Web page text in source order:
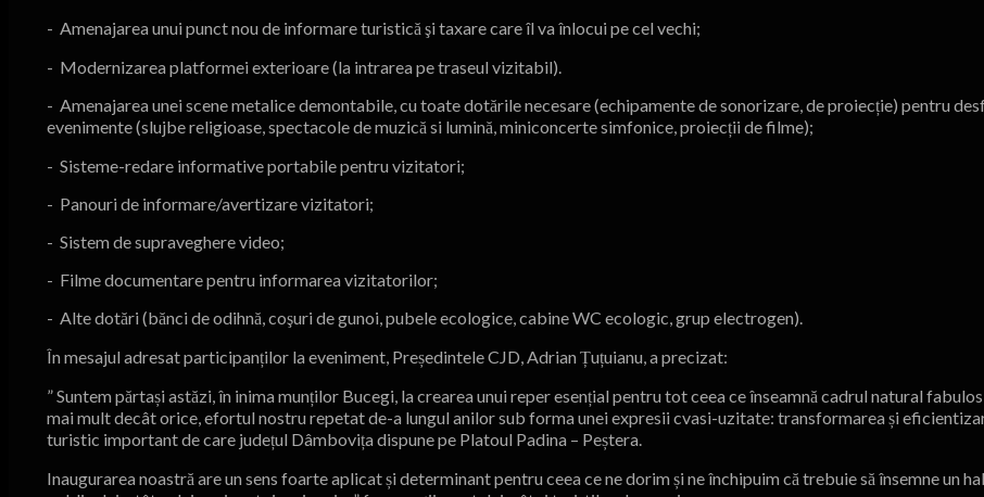
- Amenajarea unui punct nou de informare turistică şi taxare care îl va înlocui pe cel vechi;
- Modernizarea platformei exterioare (la intrarea pe traseul vizitabil).
- Amenajarea unei scene metalice demontabile, cu toate dotările necesare (echipamente de sonorizare, de proiecție) pentru
evenimente (slujbe religioase, spectacole de muzică si lumină, miniconcerte simfonice, proiecții de filme);
- Sisteme-redare informative portabile pentru vizitatori;
- Panouri de informare/avertizare vizitatori;
- Sistem de supraveghere video;
- Filme documentare pentru informarea vizitatorilor;
- Alte dotări (bănci de odihnă, coşuri de gunoi, pubele ecologice, cabine WC ecologic, grup electrogen).
În mesajul adresat participanților la eveniment, Președintele CJD, Adrian Țuțuianu, a precizat:
” Suntem părtași astăzi, în inima munților Bucegi, la crearea unui reper esențial pentru tot ceea ce înseamnă cadrul natural fabulos
mai mult decât orice, efortul nostru repetat de-a lungul anilor sub forma unei expresii cvasi-uzitate: transformarea și
turistic important de care județul Dâmbovița dispune pe Platoul Padina – Peștera.
Inaugurarea noastră are un sens foarte aplicat și determinant pentru ceea ce ne dorim și ne închipuim că trebuie să însemne un